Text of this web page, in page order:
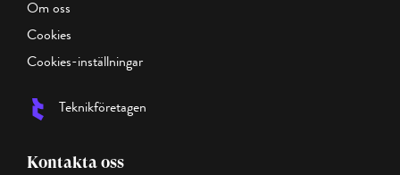
Om oss
Cookies
Cookies-inställningar
Teknikföretagen
Kontakta oss